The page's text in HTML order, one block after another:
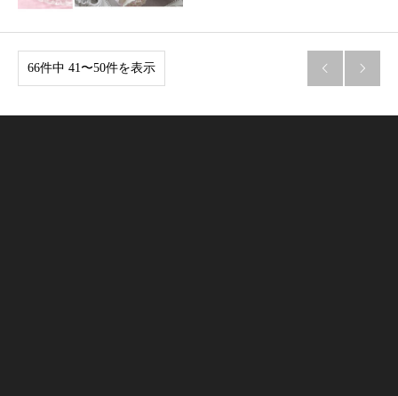
66件中 41〜50件を表示  